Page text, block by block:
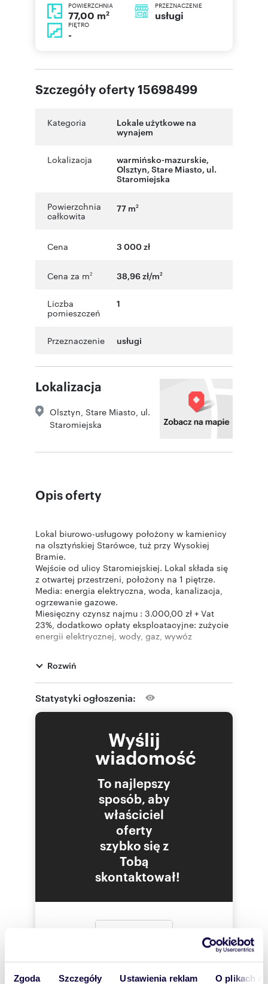
Zgoda Szczegóły Ustawienia reklam O plikach
POWIERZCHNIA
77,00 m2
PRZEZNACZENIE
usługi
PIĘTRO
-
Szczegóły oferty 15698499
Kategoria
Lokale użytkowe na
wynajem
Lokalizacja warmińsko-mazurskie,
Olsztyn, Stare Miasto, ul.
Staromiejska
Powierzchnia
całkowita
77 m2
Cena 3 000 zł
Cena za m2 38,96 zł/m2
Liczba
pomieszczeń
1
Przeznaczenie usługi
Lokalizacja
Olsztyn Stare Miasto ul.
Staromiejska
Opis oferty
Lokal biurowo-usługowy położony w kamienicy
na olsztyńskiej Starówce, tuż przy Wysokiej
Bramie.
Wejście od ulicy Staromiejskiej. Lokal składa się
z otwartej przestrzeni, położony na 1 piętrze.
Media: energia elektryczna, woda, kanalizacja,
ogrzewanie gazowe.
Miesięczny czynsz najmu : 3.000,00 zł + Vat
23%, dodatkowo opłaty eksploatacyjne: zużycie
energii elektrycznej, wody, gaz, wywóz
działalność usługową.
Oferta wysłana z systemu SzybkoPlus.
Numer oferty: 15698499
Rozwiń
Statystyki ogłoszenia:
Wyślij
wiadomość
To najlepszy
sposób, aby
właściciel
oferty
szybko się z
Tobą
skontaktował!